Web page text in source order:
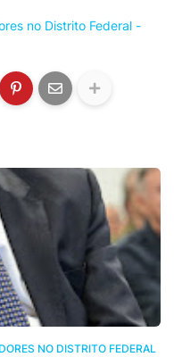
no Distrito Federal -
NO DISTRITO FEDERAL